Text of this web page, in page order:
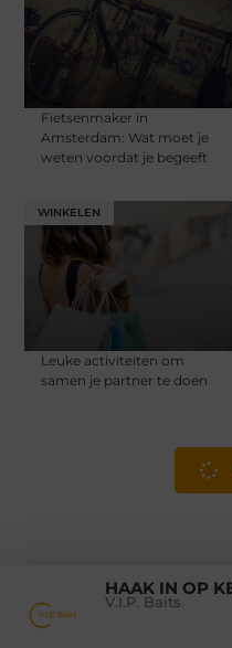
Fietsenmaker in
Amsterdam: Wat moet je
weten voordat je begeeft
WINKELEN
Leuke activiteiten om
samen je partner te doen
HAAK IN OP
V.I.P. Baits